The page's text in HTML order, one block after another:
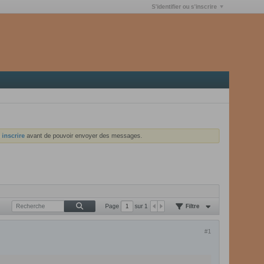
S'identifier ou s'inscrire
inscrire avant de pouvoir envoyer des messages.
Page sur 1 Filtre
#1